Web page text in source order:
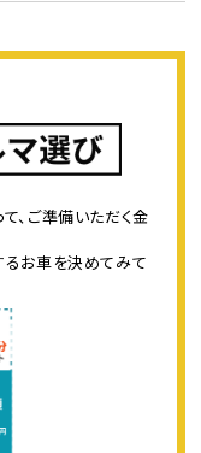
、ご準備いただく金
お車を決めてみて